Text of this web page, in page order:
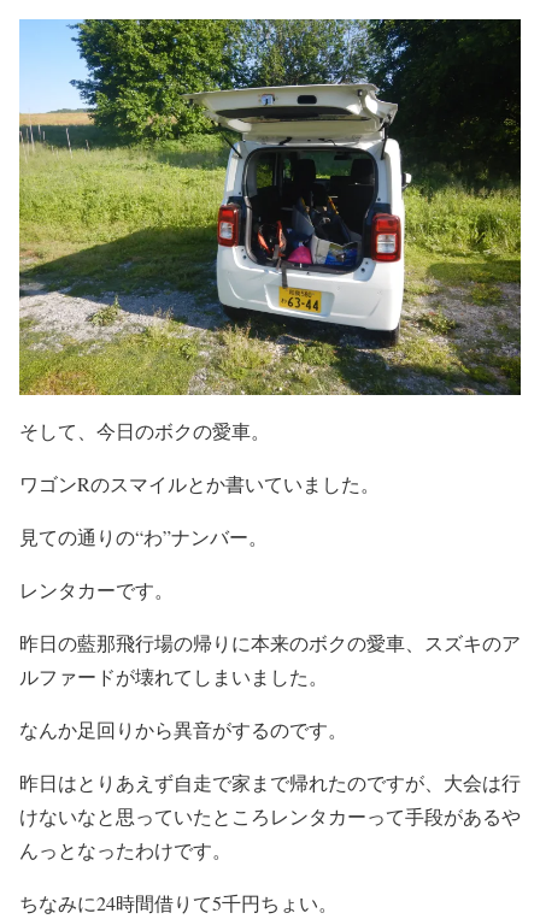
そして、今日のボクの愛車。
ワゴンRのスマイルとか書いていました。
見ての通りの“わ”ナンバー。
レンタカーです。
昨日の藍那飛行場の帰りに本来のボクの愛車、スズキのア
ルファードが壊れてしまいました。
なんか足回りから異音がするのです。
昨日はとりあえず自走で家まで帰れたのですが、大会は行
けないなと思っていたところレンタカーって手段があるや
んっとなったわけです。
ちなみに24時間借りて5千円ちょい。